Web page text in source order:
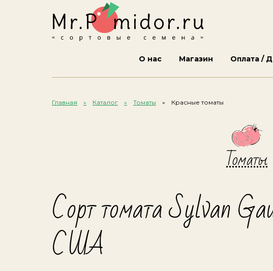
О нас Магазин Оплата /
Главная Каталог Томаты Красные томаты
Томаты
Сорт томата Sylvan
США